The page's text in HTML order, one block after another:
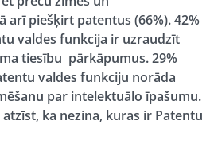
arī piešķirt patentus (66%). 42%
valdes funkcija ir uzraudzīt
tiesību pārkāpumus. 29%
valdes funkciju norāda
par intelektuālo īpašumu.
ka nezina, kuras ir Patentu